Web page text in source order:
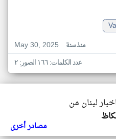
May 30, 2025
منذ سنة
عدد الكلمات: ١٦٦ الصور: ٢
لبنان من
مصادر أخرى